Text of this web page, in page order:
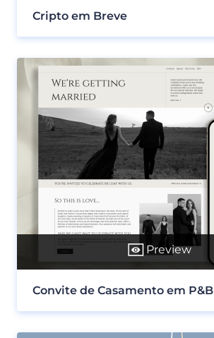
Cripto em Breve
Preview
Convite de Casamento em P&B